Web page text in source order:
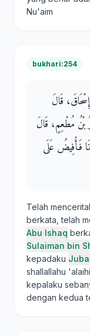
Nu'aim
bukhari:254
قَالَ
بْنُ مُطْعِمٍ، قَالَ
فَأُفِيضُ عَلَى
Telah
berkata, telah
Abu Ishaq
Sulaiman bin
kepadaku
shallallahu
kepalaku
dengan kedua